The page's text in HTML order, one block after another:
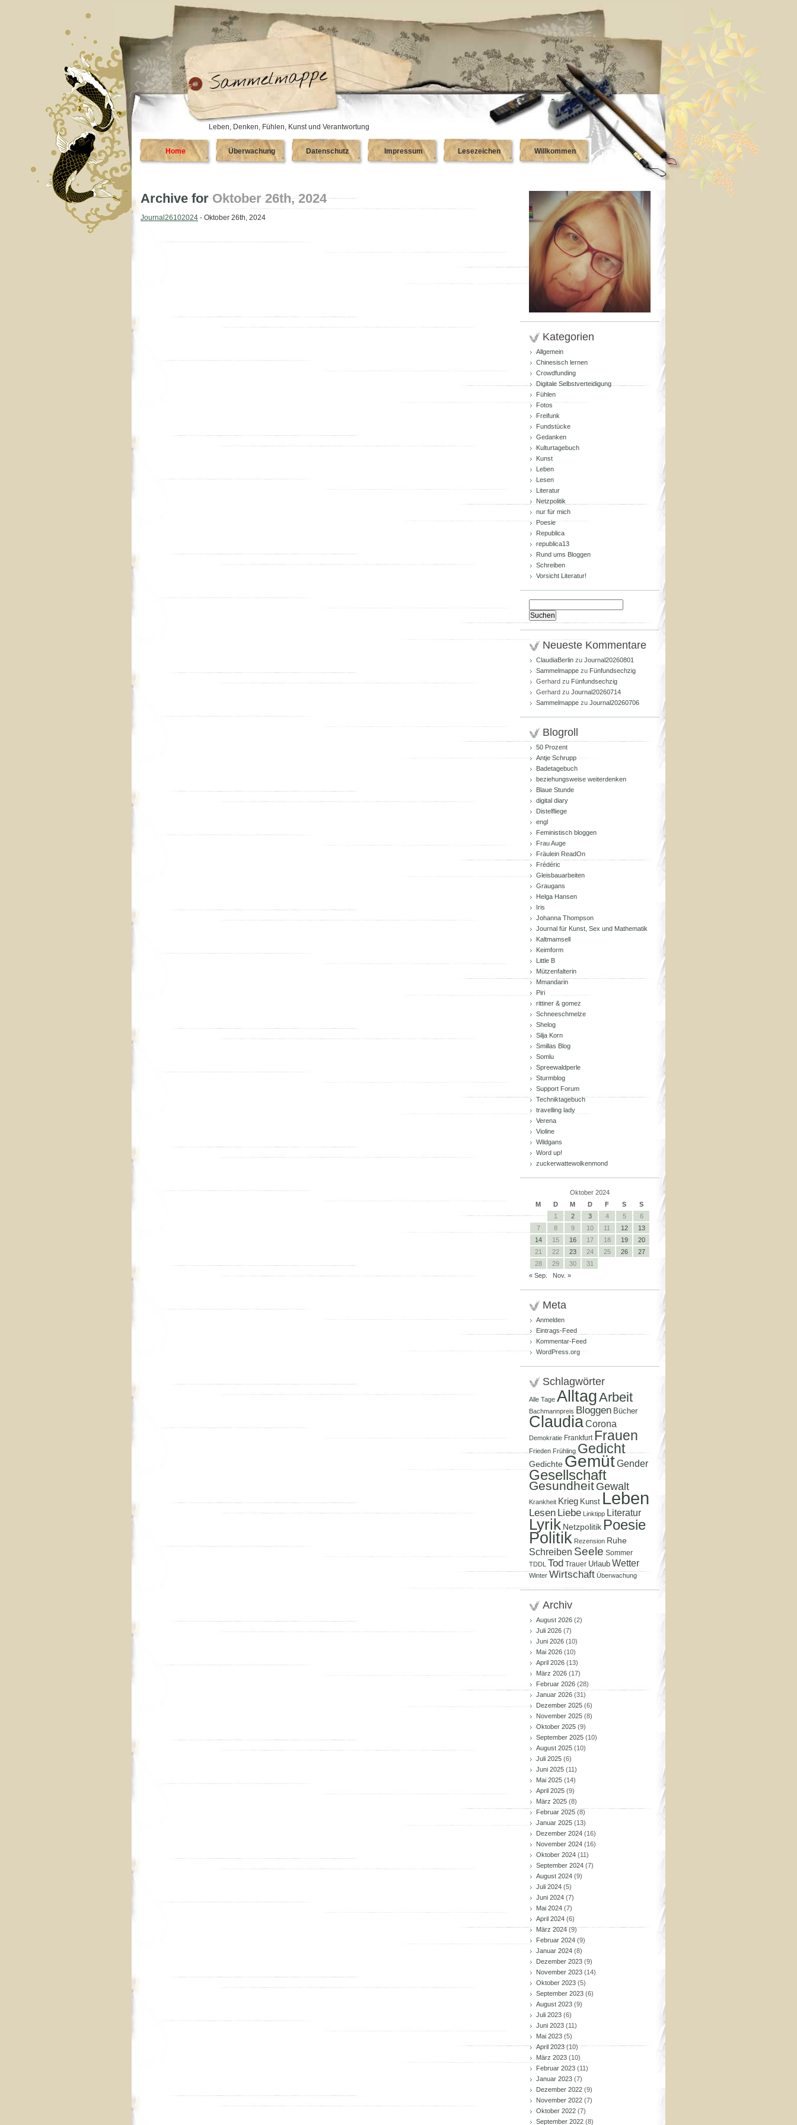
Leben, Denken, Fühlen, Kunst und Verantwortung
Home Überwachung Datenschutz Impressum Lesezeichen Willkommen
Archive for Oktober 26th, 2024
Journal26102024 - Oktober 26th, 2024
Kategorien
Allgemein
Chinesisch lernen
Crowdfunding
Digitale Selbstverteidigung
Fühlen
Fotos
Freifunk
Fundstücke
Gedanken
Kulturtagebuch
Kunst
Leben
Lesen
Literatur
Netzpolitik
nur für mich
Poesie
Republica
republica13
Rund ums Bloggen
Schreiben
Vorsicht Literatur!
nach:
Neueste Kommentare
ClaudiaBerlin zu Journal20260801
Sammelmappe zu Fünfundsechzig
Gerhard zu Fünfundsechzig
Gerhard zu Journal20260714
Sammelmappe zu Journal20260706
Blogroll
50 Prozent
Antje Schrupp
Badetagebuch
beziehungsweise weiterdenken
Blaue Stunde
digital diary
Distelfliege
engl
Feministisch bloggen
Frau Auge
Fräulein ReadOn
Frédéric
Gleisbauarbeiten
Graugans
Helga Hansen
Iris
Johanna Thompson
Journal für Kunst, Sex und Mathematik
Kaltmamsell
Keimform
Little B
Mützenfalterin
Mmandarin
Piri
rittiner & gomez
Schneeschmelze
Shelog
Silja Korn
Smillas Blog
Somlu
Spreewaldperle
Sturmblog
Support Forum
Techniktagebuch
travelling lady
Verena
Violine
Wildgans
Word up!
zuckerwattewolkenmond
Oktober 2024
M
D M D F S
S
1
2 3 4 5
6
7
8 9 10 11 12
13
14
15 16 17 18 19
20
21
22 23 24 25 26
27
28
29 30
31
« Sep.
Nov. »
Meta
Anmelden
Eintrags-Feed
Kommentar-Feed
WordPress.org
Schlagwörter
Alle Tage AlltagArbeit
Bachmannpreis Bloggen Bücher
ClaudiaCorona
Demokratie Frankfurt Frauen
Frieden Frühling Gedicht
Gedichte GemütGender
Gesellschaft
Gesundheit Gewalt
Krankheit Krieg Kunst Leben
Lesen Liebe Linktipp Literatur
Lyrik Netzpolitik Poesie
Politik Rezension Ruhe
Schreiben Seele Sommer
TDDL Tod Trauer Urlaub Wetter
Winter Wirtschaft Überwachung
Archiv
August 2026 (2)
Juli 2026 (7)
Juni 2026 (10)
Mai 2026 (10)
April 2026 (13)
März 2026 (17)
Februar 2026 (28)
Januar 2026 (31)
Dezember 2025 (6)
November 2025 (8)
Oktober 2025 (9)
September 2025 (10)
August 2025 (10)
Juli 2025 (6)
Juni 2025 (11)
Mai 2025 (14)
April 2025 (9)
März 2025 (8)
Februar 2025 (8)
Januar 2025 (13)
Dezember 2024 (16)
November 2024 (16)
Oktober 2024 (11)
September 2024 (7)
August 2024 (9)
Juli 2024 (5)
Juni 2024 (7)
Mai 2024 (7)
April 2024 (6)
März 2024(9)
Februar 2024 (9)
Januar 2024 (8)
Dezember 2023 (9)
November 2023 (14)
Oktober 2023 (5)
September 2023 (6)
August 2023 (9)
Juli 2023 (6)
Juni 2023 (11)
Mai 2023 (5)
April 2023(10)
März 2023 (10)
Februar 2023 (11)
Januar 2023 (7)
Dezember 2022 (9)
November 2022 (7)
Oktober 2022 (7)
September 2022 (8)